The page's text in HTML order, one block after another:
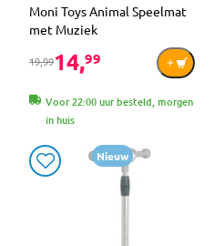
Moni Toys Animal Speelmat
met Muziek
19,9914,99
Voor 22:00 uur besteld, morgen
in huis
Nieuw